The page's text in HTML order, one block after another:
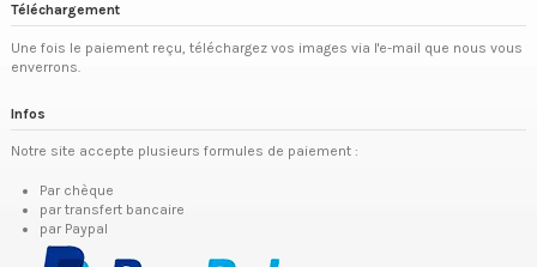
Téléchargement
Une fois le paiement reçu, téléchargez vos images via l'e-mail que nous vous
enverrons.
Infos
Notre site accepte plusieurs formules de paiement :
Par chèque
par transfert bancaire
par Paypal